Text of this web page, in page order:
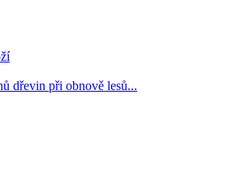
dřevin při obnově lesů...